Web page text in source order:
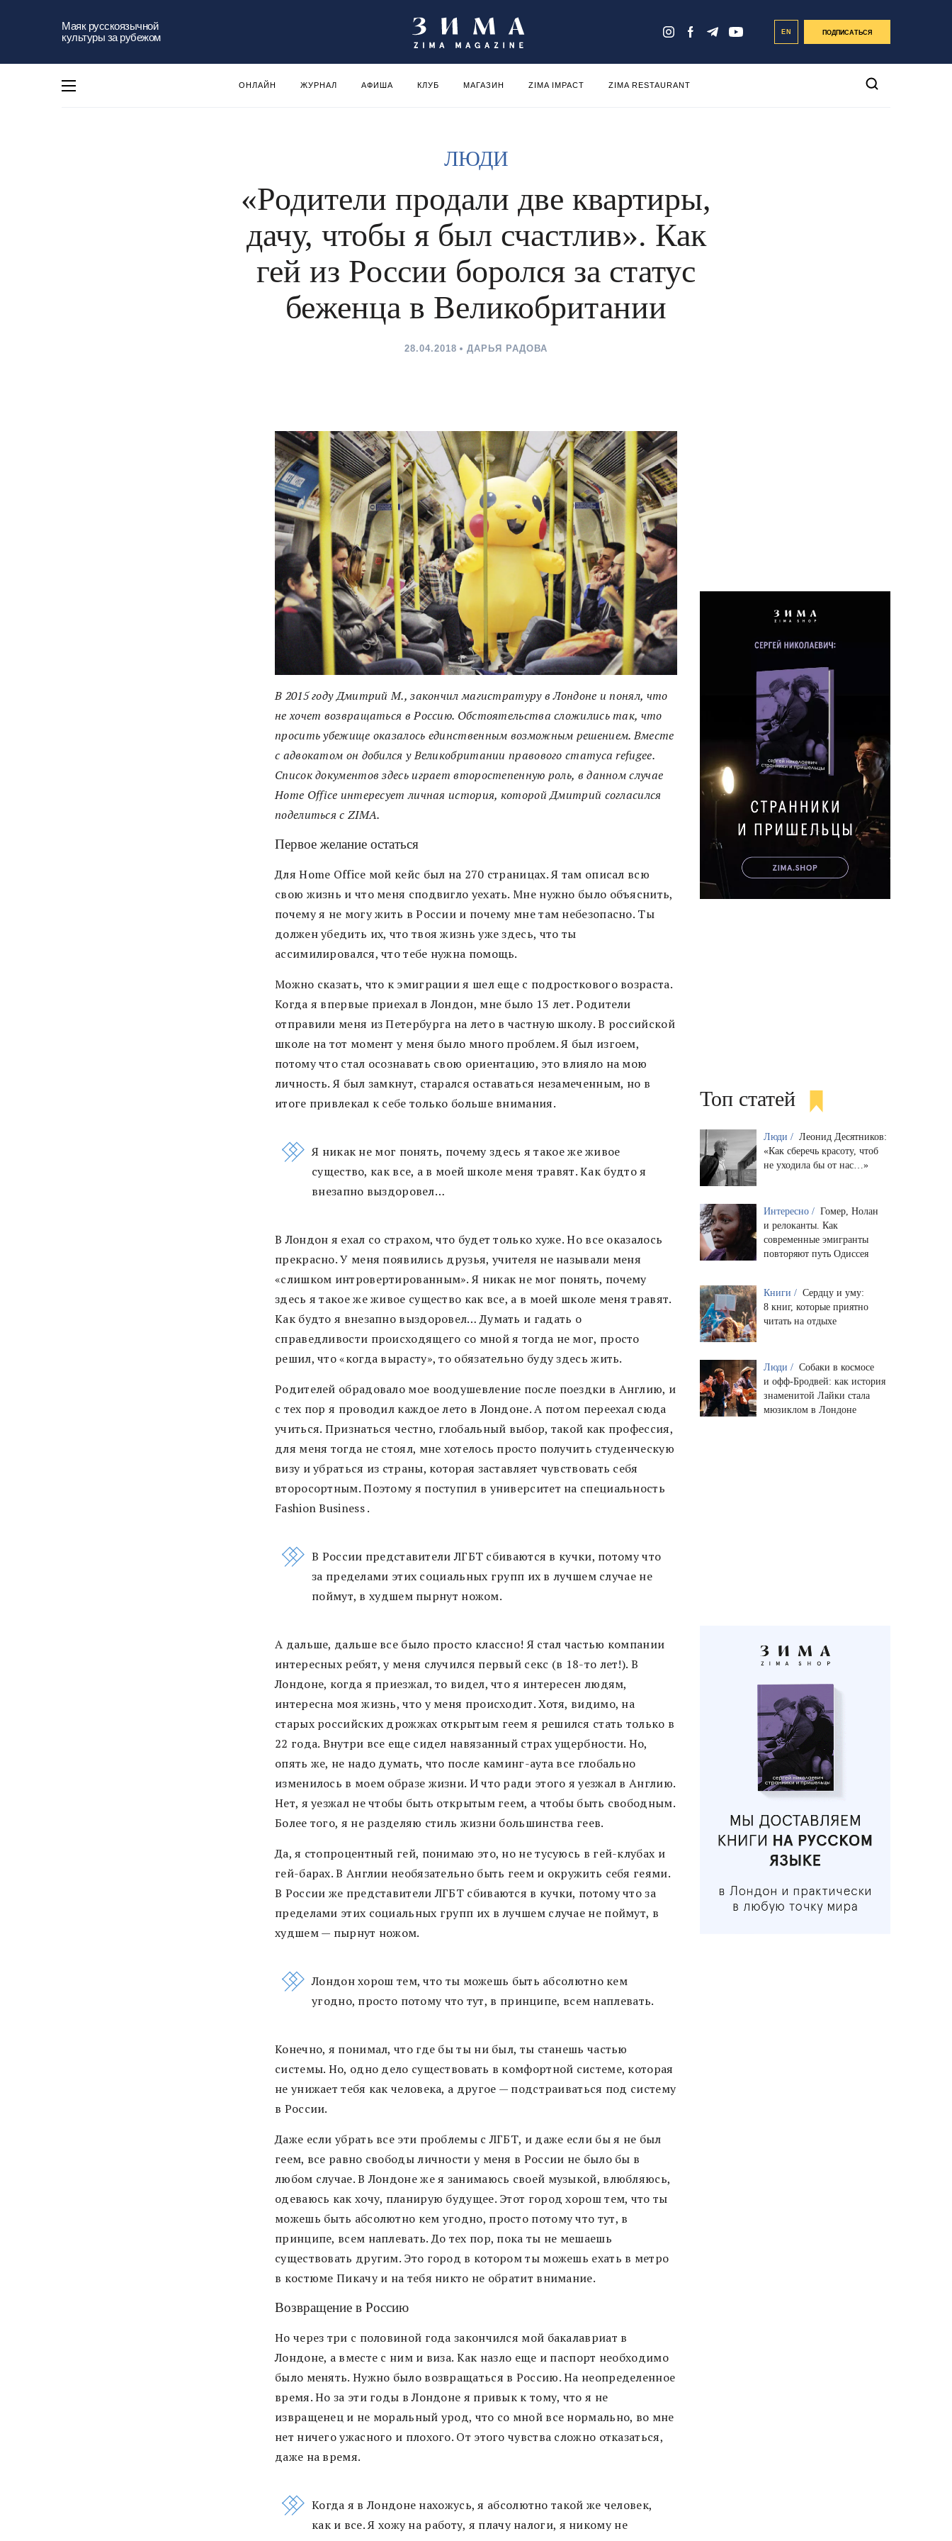
Маяк русскоязычной
культуры за рубежом
EN ПОДПИСАТЬСЯ
ОНЛАЙН ЖУРНАЛ АФИША КЛУБ МАГАЗИН ZIMA IMPACT ZIMA RESTAURANT
ЛЮДИ
«Родители продали две квартиры,
дачу, чтобы я был счастлив». Как
гей из России боролся за статус
беженца в Великобритании
28.04.2018 ДАРЬЯ РАДОВА
В 2015 году Дмитрий М., закончил магистратуру в Лондоне и понял, что
не хочет возвращаться в Россию. Обстоятельства сложились так, что
просить убежище оказалось единственным возможным решением. Вместе
с адвокатом он добился у Великобритании правового статуса refugee.
Список документов здесь играет второстепенную роль, в данном случае
Home Office интересует личная история, которой Дмитрий согласился
поделиться с ZIMA.
Первое желание остаться
Для Home Office мой кейс был на 270 страницах. Я там описал всю
свою жизнь и что меня сподвигло уехать. Мне нужно было объяснить,
почему я не могу жить в России и почему мне там небезопасно. Ты
должен убедить их, что твоя жизнь уже здесь, что ты
ассимилировался, что тебе нужна помощь.
Можно сказать, что к эмиграции я шел еще с подросткового возраста.
Когда я впервые приехал в Лондон, мне было 13 лет. Родители
отправили меня из Петербурга на лето в частную школу. В российской
школе на тот момент у меня было много проблем. Я был изгоем,
потому что стал осознавать свою ориентацию, это влияло на мою
личность. Я был замкнут, старался оставаться незамеченным, но в
итоге привлекал к себе только больше внимания.
Я никак не мог понять, почему здесь я такое же живое
существо, как все, а в моей школе меня травят. Как будто я
внезапно выздоровел…
В Лондон я ехал со страхом, что будет только хуже. Но все оказалось
прекрасно. У меня появились друзья, учителя не называли меня
«слишком интровертированным». Я никак не мог понять, почему
здесь я такое же живое существо как все, а в моей школе меня травят.
Как будто я внезапно выздоровел… Думать и гадать о
справедливости происходящего со мной я тогда не мог, просто
решил, что «когда вырасту», то обязательно буду здесь жить.
Родителей обрадовало мое воодушевление после поездки в Англию, и
с тех пор я проводил каждое лето в Лондоне. А потом переехал сюда
учиться. Признаться честно, глобальный выбор, такой как профессия,
для меня тогда не стоял, мне хотелось просто получить студенческую
визу и убраться из страны, которая заставляет чувствовать себя
второсортным. Поэтому я поступил в университет на специальность
Fashion Business .
В России представители ЛГБТ сбиваются в кучки, потому что
за пределами этих социальных групп их в лучшем случае не
поймут, в худшем пырнут ножом.
А дальше, дальше все было просто классно! Я стал частью компании
интересных ребят, у меня случился первый секс (в 18-то лет!). В
Лондоне, когда я приезжал, то видел, что я интересен людям,
интересна моя жизнь, что у меня происходит. Хотя, видимо, на
старых российских дрожжах открытым геем я решился стать только в
22 года. Внутри все еще сидел навязанный страх ущербности. Но,
опять же, не надо думать, что после каминг-аута все глобально
изменилось в моем образе жизни. И что ради этого я уезжал в Англию.
Нет, я уезжал не чтобы быть открытым геем, а чтобы быть свободным.
Более того, я не разделяю стиль жизни большинства геев.
Да, я стопроцентный гей, понимаю это, но не тусуюсь в гей-клубах и
гей-барах. В Англии необязательно быть геем и окружить себя геями.
В России же представители ЛГБТ сбиваются в кучки, потому что за
пределами этих социальных групп их в лучшем случае не поймут, в
худшем — пырнут ножом.
Лондон хорош тем, что ты можешь быть абсолютно кем
угодно, просто потому что тут, в принципе, всем наплевать.
Конечно, я понимал, что где бы ты ни был, ты станешь частью
системы. Но, одно дело существовать в комфортной системе, которая
не унижает тебя как человека, а другое — подстраиваться под систему
в России.
Даже если убрать все эти проблемы с ЛГБТ, и даже если бы я не был
геем, все равно свободы личности у меня в России не было бы в
любом случае. В Лондоне же я занимаюсь своей музыкой, влюбляюсь,
одеваюсь как хочу, планирую будущее. Этот город хорош тем, что ты
можешь быть абсолютно кем угодно, просто потому что тут, в
принципе, всем наплевать. До тех пор, пока ты не мешаешь
существовать другим. Это город в котором ты можешь ехать в метро
в костюме Пикачу и на тебя никто не обратит внимание.
Возвращение в Россию
Но через три с половиной года закончился мой бакалавриат в
Лондоне, а вместе с ним и виза. Как назло еще и паспорт необходимо
было менять. Нужно было возвращаться в Россию. На неопределенное
время. Но за эти годы в Лондоне я привык к тому, что я не
извращенец и не моральный урод, что со мной все нормально, во мне
нет ничего ужасного и плохого. От этого чувства сложно отказаться,
даже на время.
Когда я в Лондоне нахожусь, я абсолютно такой же человек,
как и все. Я хожу на работу, я плачу налоги, я никому не
Топ статей
Люди / Леонид Десятников:
«Как сберечь красоту, чтоб
не уходила бы от нас…»
Интересно / Гомер, Нолан
и релоканты. Как
современные эмигранты
повторяют путь Одиссея
Книги / Сердцу и уму:
8 книг, которые приятно
читать на отдыхе
Люди / Собаки в космосе
и офф-Бродвей: как история
знаменитой Лайки стала
мюзиклом в Лондоне